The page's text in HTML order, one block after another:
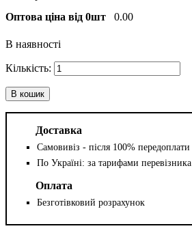
Оптова ціна від 0шт
0.00
В наявності
В кошик
Доставка
Самовивіз - після 100% передоплати
По Україні: за тарифами перевізника
Оплата
Безготівковий розрахунок